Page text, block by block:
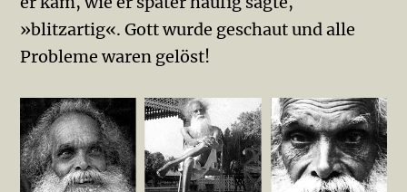
»blitzartig«. Gott wurde geschaut und alle
Probleme waren gelöst!